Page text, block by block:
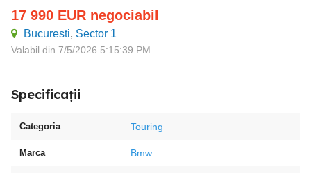
17 990 EUR negociabil
Bucuresti, Sector 1
Valabil din 7/5/2026 5:15:39 PM
Specificații
Categoria Touring
Marca Bmw